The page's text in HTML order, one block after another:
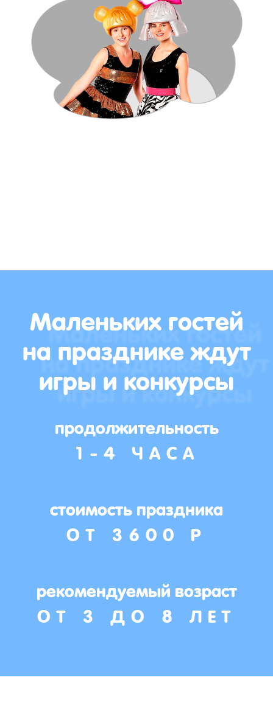
Маленьких гостей
на празднике ждут
игры и конкурсы
продолжительность
1-4 ЧАСА
стоимость праздника
ОТ 3600 Р
рекомендуемый возраст
ОТ 3 ДО 8 ЛЕТ